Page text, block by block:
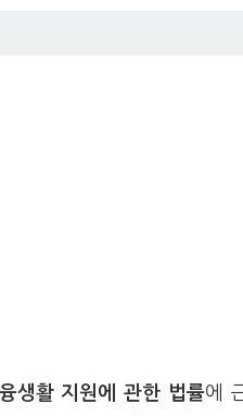
생활 지원에 관한 법률에